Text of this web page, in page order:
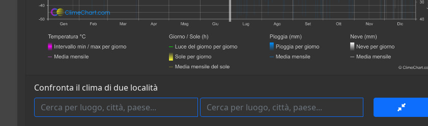
Confronta il clima di due località